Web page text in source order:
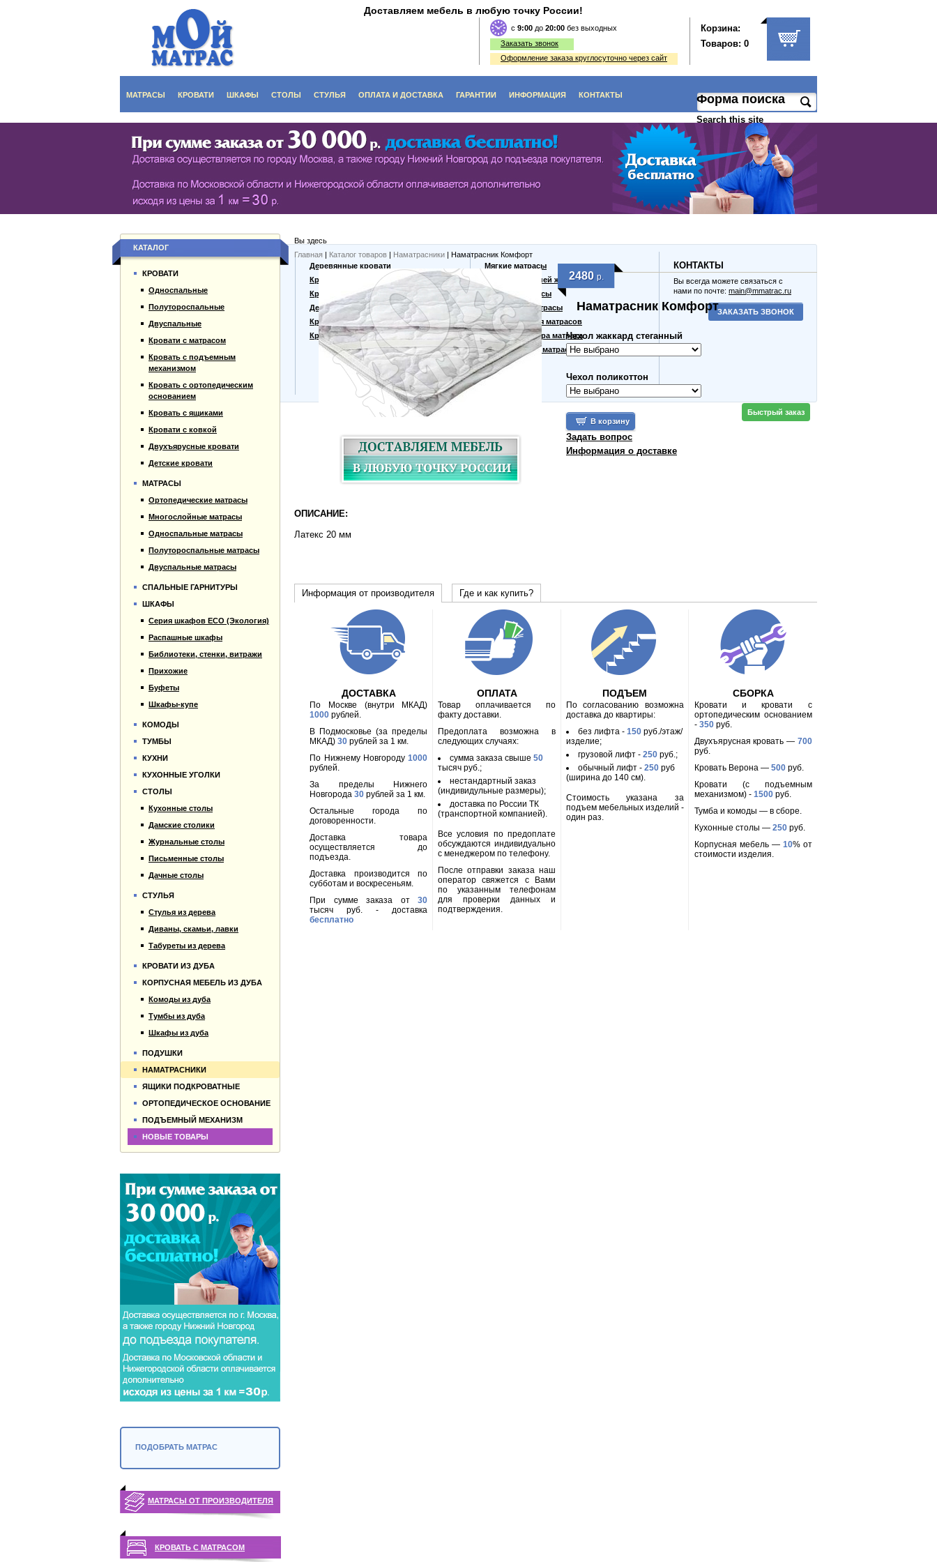
Доставляем мебель в любую точку России!
Заказать звонок
c 9:00 до 20:00 без выходных
Оформление заказа круглосуточно через сайт
Корзина:
Товаров: 0
Форма поиска
Search this site
МАТРАСЫ КРОВАТИ ШКАФЫ
СЕРИЯ ШКАФОВ ECO (ЭКОЛОГИЯ)
РАСПАШНЫЕ ШКАФЫ
БИБЛИОТЕКИ, СТЕНКИ, ВИТРАЖИ
БУФЕТЫ
СТОЛЫ
КУХОННЫЕ СТОЛЫ
ДАМСКИЕ СТОЛИКИ
ЖУРНАЛЬНЫЕ СТОЛЫ
ДАЧНЫЕ СТОЛЫ
СТУЛЬЯ
СТУЛЬЯ ИЗ ДЕРЕВА
ДИВАНЫ, СКАМЬИ, ЛАВКИ
ТАБУРЕТЫ ИЗ ДЕРЕВА
ОПЛАТА И ДОСТАВКА ГАРАНТИИ ИНФОРМАЦИЯ КОНТАКТЫ
Вы здесь
Главная | Каталог товаров | Наматрасники | Наматрасник Комфорт
2480 р.
Наматрасник Комфорт
Чехол жаккард стеганный
Чехол поликоттон
Задать вопрос
Быстрый заказ
Информация о доставке
ОПИСАНИЕ:
Латекс 20 мм
Информация от производителя Где и как купить?
ДОСТАВКА
По Москве (внутри МКАД)
1000 рублей.
В Подмосковье (за пределы
МКАД)30 рублей за 1 км.
По Нижнему Новгороду1000
рублей.
За пределы Нижнего
Новгорода30 рублей за 1 км.
Остальные города по
договоренности.
Доставка товара
осуществляется до
подъезда.
Доставка производится по
субботам и воскресеньям.
При сумме заказа от30
тысяч руб. - доставка
бесплатно
ОПЛАТА
Товар оплачивается по
факту доставки.
Предоплата возможна в
следующих случаях:
сумма заказа свыше50
тысяч руб.;
нестандартный заказ
(индивидульные размеры);
доставка по России ТК
(транспортной компанией).
Все условия по предоплате
обсуждаются индивидуально
с менеджером по телефону.
После отправки заказа наш
оператор свяжется с Вами
по указанным телефонам
для проверки данных и
подтверждения.
ПОДЪЕМ
По согласованию возможна
доставка до квартиры:
без лифта - 150руб./этаж/
изделие;
грузовой лифт - 250руб.;
обычный лифт - 250руб
(ширина до 140 см).
Стоимость указана за
подъем мебельных изделий -
один раз.
СБОРКА
Кровати и кровати с
ортопедическим основанием
- 350руб.
Двухъярусная кровать — 700
руб.
Кровать Верона — 500руб.
Кровати (с подъемным
механизмом) - 1500руб.
Тумба и комоды — в сборе.
Кухонные столы — 250руб.
Корпусная мебель — 10% от
стоимости изделия.
КАТАЛОГ
КРОВАТИ
Односпальные
Полутороспальные
Двуспальные
Кровати с матрасом
Кровать с подъемным
механизмом
Кровать с ортопедическим
основанием
Кровать с ящиками
Кровати с ковкой
Двухъярусные кровати
Детские кровати
МАТРАСЫ
Ортопедические матрасы
Многослойные матрасы
Односпальные матрасы
Полутороспальные матрасы
Двуспальные матрасы
СПАЛЬНЫЕ ГАРНИТУРЫ
ШКАФЫ
Серия шкафов ECO (Экология)
Распашные шкафы
Библиотеки, стенки, витражи
Прихожие
Буфеты
Шкафы-купе
КОМОДЫ
ТУМБЫ
КУХНИ
КУХОННЫЕ УГОЛКИ
СТОЛЫ
Кухонные столы
Дамские столики
Журнальные столы
Письменные столы
Дачные столы
СТУЛЬЯ
Стулья из дерева
Диваны, скамьи, лавки
Табуреты из дерева
КРОВАТИ ИЗ ДУБА
КОРПУСНАЯ МЕБЕЛЬ ИЗ ДУБА
Комоды из дуба
Тумбы из дуба
Шкафы из дуба
ПОДУШКИ
НАМАТРАСНИКИ
ЯЩИКИ ПОДКРОВАТНЫЕ
ОРТОПЕДИЧЕСКОЕ ОСНОВАНИЕ
ПОДЪЕМНЫЙ МЕХАНИЗМ
НОВЫЕ ТОВАРЫ
ПОДОБРАТЬ МАТРАС
МАТРАСЫ ОТ ПРОИЗВОДИТЕЛЯ
КРОВАТЬ С МАТРАСОМ
Гарантии
Оплата и доставка
Прайс-лист
Контакты
Деревянные кровати
Кровати из массива
Кровати из сосны
Дешевые кровати
Кровати для дачи
Кровать тахта
Мягкие матрасы
Матрасы средней жесткости
Жесткие матрасы
Кокосовые матрасы
Материалы для матрасов
Правила выбора матраса
Производство матрасов
КОНТАКТЫ
Вы всегда можете связаться с
нами по почте: main@mmatrac.ru
ЗАКАЗАТЬ ЗВОНОК